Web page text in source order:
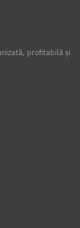
profitabilă și